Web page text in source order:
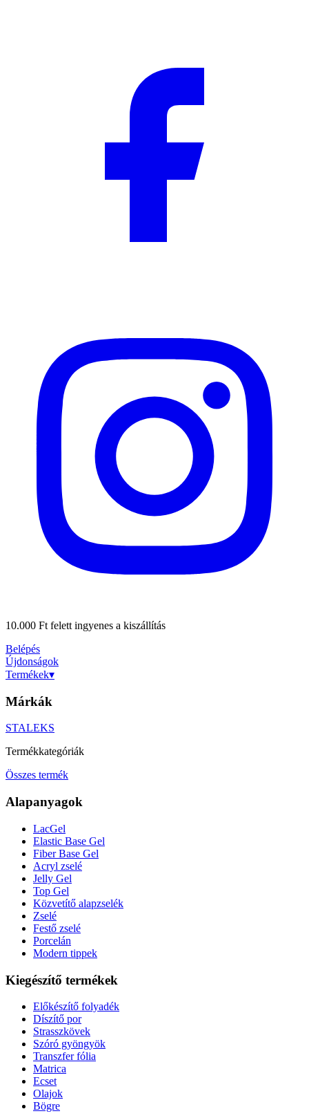
10.000 Ft felett ingyenes a kiszállítás
Belépés
Újdonságok
Termékek▾
Márkák
STALEKS
Termékkategóriák
Összes termék
Alapanyagok
LacGel
Elastic Base Gel
Fiber Base Gel
Acryl zselé
Jelly Gel
Top Gel
Közvetítő alapzselék
Zselé
Festő zselé
Porcelán
Modern tippek
Kiegészítő termékek
Előkészítő folyadék
Díszítő por
Strasszkövek
Szóró gyöngyök
Transzfer fólia
Matrica
Ecset
Olajok
Bögre